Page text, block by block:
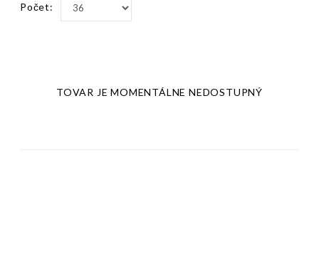
Počet:
TOVAR JE MOMENTÁLNE NEDOSTUPNÝ